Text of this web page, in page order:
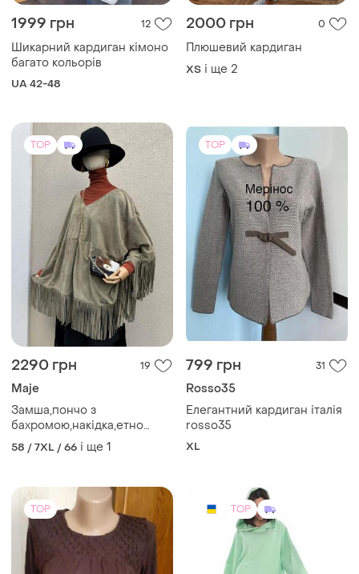
1999 грн 12
Шикарний кардиган кімоно
багато кольорів
UA 42-48
2000 грн 0
Плюшевий кардиган
ХS і ще 2
TOP
2290 грн 19
Maje
Замша,пончо з
бахромою,накідка,етно
бохо стильmaje,преміум
бренд
58 / 7XL / 66 і ще 1
TOP
799 грн 31
Rosso35
Елегантний кардиган італія
rosso35
XL
TOP TOP